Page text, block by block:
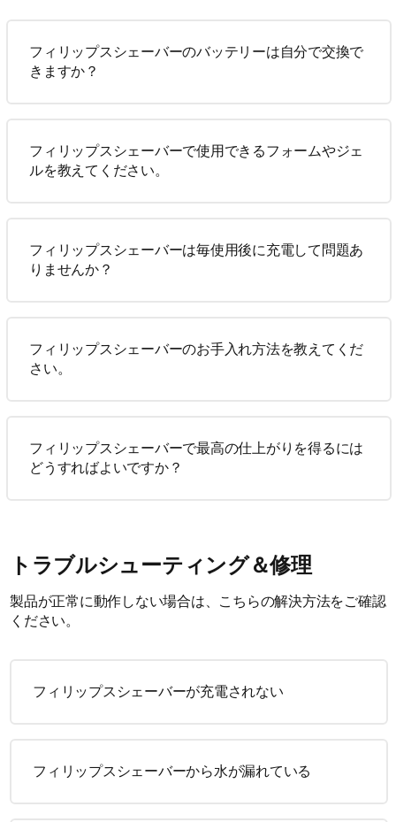
フィリップスシェーバーのバッテリーは自分で交換で
きますか？
フィリップスシェーバーで使用できるフォームやジェ
ルを教えてください。
フィリップスシェーバーは毎使用後に充電して問題あ
りませんか？
フィリップスシェーバーのお手入れ方法を教えてくだ
さい。
フィリップスシェーバーで最高の仕上がりを得るには
どうすればよいですか？
トラブルシューティング＆修理
製品が正常に動作しない場合は、こちらの解決方法をご確認
ください。
フィリップスシェーバーが充電されない
フィリップスシェーバーから水が漏れている